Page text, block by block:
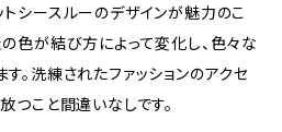
シースルーのデザインが魅力のこ
色が結び方によって変化し、色々な
。洗練されたファッションのアクセ
つこと間違いなしです。